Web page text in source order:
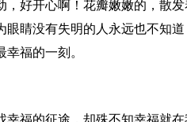
，好开心啊！花瓣嫩嫩的，散
睛没有失明的人永远也不知
福的一刻。
福的征途，却殊不知幸福就在